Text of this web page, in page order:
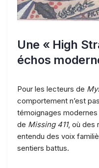
Une « High
échos
Pour les lecteurs de
comportement n’est
témoignages
de Missing 411, où des
entendu des voix
sentiers battus.